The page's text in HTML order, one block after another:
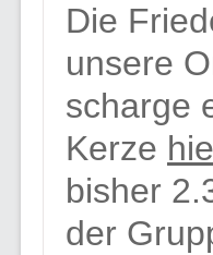
Die
unsere
scharge
Kerze
bisher
der